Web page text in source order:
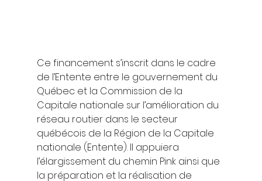
Ce financement s’inscrit dans le cadre
de l’Entente entre le gouvernement du
Québec et la Commission de la
Capitale nationale sur l’amélioration du
réseau routier dans le secteur
québécois de la Région de la Capitale
nationale (Entente). Il appuiera
l’élargissement du chemin Pink ainsi que
la préparation et la réalisation de